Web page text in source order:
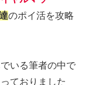
のポイ活を攻略
いる筆者の中で
ておりました